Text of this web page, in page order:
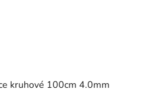
kruhové 100cm 4.0mm